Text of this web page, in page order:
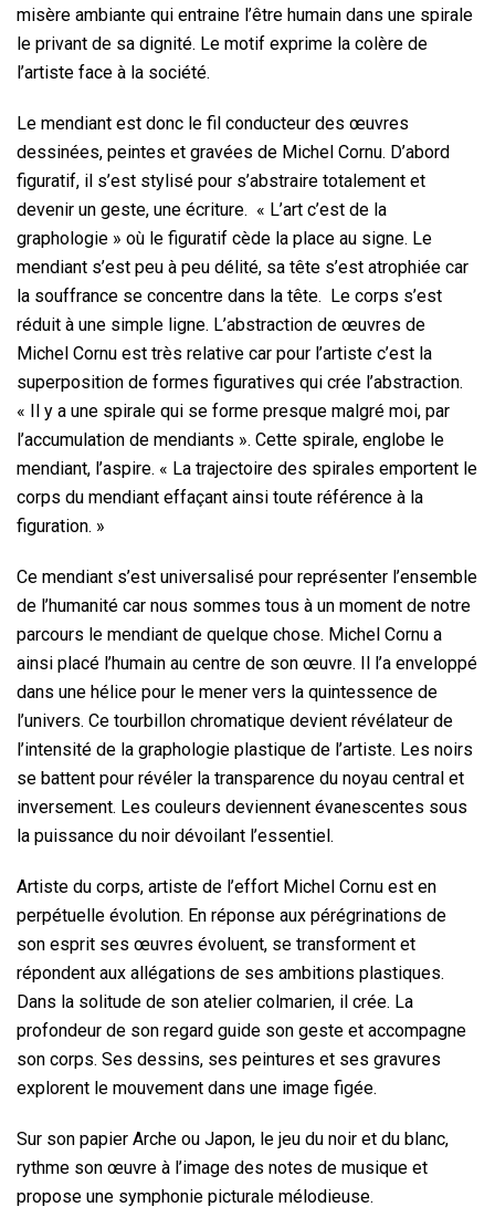
misère ambiante qui entraine l’être humain dans une spirale
le privant de sa dignité. Le motif exprime la colère de
l’artiste face à la société.
Le mendiant est donc le fil conducteur des œuvres
dessinées, peintes et gravées de Michel Cornu. D’abord
figuratif, il s’est stylisé pour s’abstraire totalement et
devenir un geste, une écriture. « L’art c’est de la
graphologie » où le figuratif cède la place au signe. Le
mendiant s’est peu à peu délité, sa tête s’est atrophiée car
la souffrance se concentre dans la tête. Le corps s’est
réduit à une simple ligne. L’abstraction de œuvres de
Michel Cornu est très relative car pour l’artiste c’est la
superposition de formes figuratives qui crée l’abstraction.
« Il y a une spirale qui se forme presque malgré moi, par
l’accumulation de mendiants ». Cette spirale, englobe le
mendiant, l’aspire. « La trajectoire des spirales emportent le
corps du mendiant effaçant ainsi toute référence à la
figuration. »
Ce mendiant s’est universalisé pour représenter l’ensemble
de l’humanité car nous sommes tous à un moment de notre
parcours le mendiant de quelque chose. Michel Cornu a
ainsi placé l’humain au centre de son œuvre. Il l’a enveloppé
dans une hélice pour le mener vers la quintessence de
l’univers. Ce tourbillon chromatique devient révélateur de
l’intensité de la graphologie plastique de l’artiste. Les noirs
se battent pour révéler la transparence du noyau central et
inversement. Les couleurs deviennent évanescentes sous
la puissance du noir dévoilant l’essentiel.
Artiste du corps, artiste de l’effort Michel Cornu est en
perpétuelle évolution. En réponse aux pérégrinations de
son esprit ses œuvres évoluent, se transforment et
répondent aux allégations de ses ambitions plastiques.
Dans la solitude de son atelier colmarien, il crée. La
profondeur de son regard guide son geste et accompagne
son corps. Ses dessins, ses peintures et ses gravures
explorent le mouvement dans une image figée.
Sur son papier Arche ou Japon, le jeu du noir et du blanc,
rythme son œuvre à l’image des notes de musique et
propose une symphonie picturale mélodieuse.